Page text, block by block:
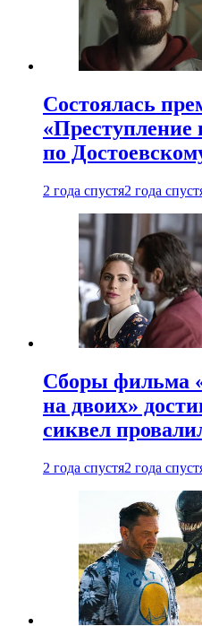
Состоялась
«Преступление
по
2 года спустя2 года
Сборы фильма
на двоих»
сиквел
2 года спустя2 года